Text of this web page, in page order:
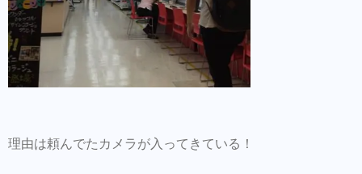
理由は頼んでたカメラが入ってきている！